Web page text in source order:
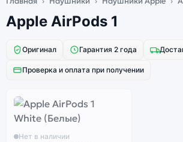
Apple AirPods 1
Оригинал Гарантия 2 года
Проверка и оплата при получении
Нет в наличии